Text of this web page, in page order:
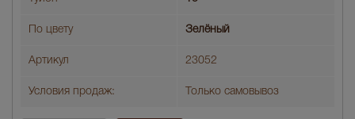
По цвету Зелёный
Артикул 23052
Условия продаж: Только самовывоз